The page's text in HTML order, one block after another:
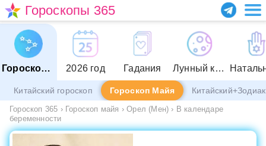
Гороскопы 365
Гороскопы 2026 год Гадания Лунный календарь
Китайский гороскоп Гороскоп Майя Китайский+Зодиак
Гороскоп 365 › Гороскоп майя › Орел (Мен) › В календаре
беременности